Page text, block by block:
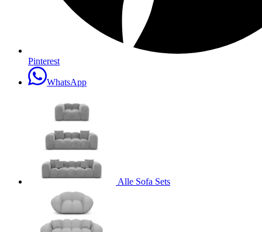
Pinterest
WhatsApp
Alle Sofa Sets